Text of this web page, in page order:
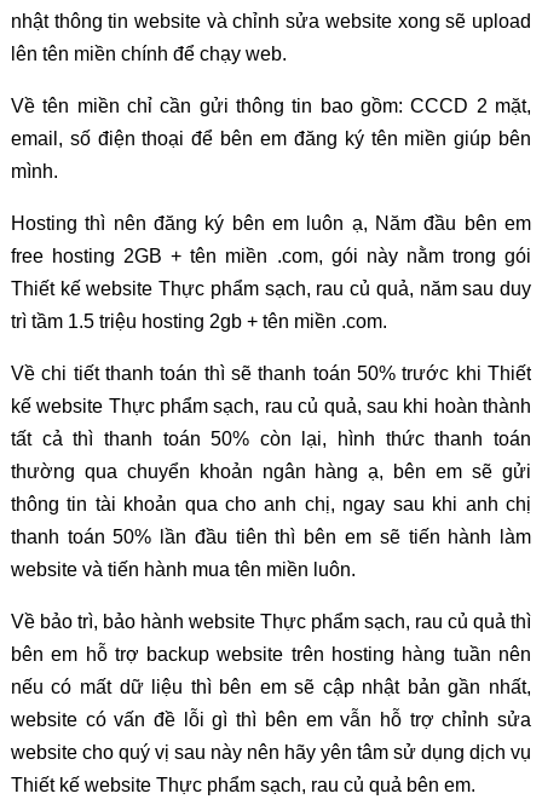
nhật thông tin website và chỉnh sửa website xong sẽ upload
lên tên miền chính để chạy web.
Về tên miền chỉ cần gửi thông tin bao gồm: CCCD 2 mặt,
email, số điện thoại để bên em đăng ký tên miền giúp bên
mình.
Hosting thì nên đăng ký bên em luôn ạ, Năm đầu bên em
free hosting 2GB + tên miền .com, gói này nằm trong gói
Thiết kế website Thực phẩm sạch, rau củ quả, năm sau duy
trì tầm 1.5 triệu hosting 2gb + tên miền .com.
Về chi tiết thanh toán thì sẽ thanh toán 50% trước khi Thiết
kế website Thực phẩm sạch, rau củ quả, sau khi hoàn thành
tất cả thì thanh toán 50% còn lại, hình thức thanh toán
thường qua chuyển khoản ngân hàng ạ, bên em sẽ gửi
thông tin tài khoản qua cho anh chị, ngay sau khi anh chị
thanh toán 50% lần đầu tiên thì bên em sẽ tiến hành làm
website và tiến hành mua tên miền luôn.
Về bảo trì, bảo hành website Thực phẩm sạch, rau củ quả thì
bên em hỗ trợ backup website trên hosting hàng tuần nên
nếu có mất dữ liệu thì bên em sẽ cập nhật bản gần nhất,
website có vấn đề lỗi gì thì bên em vẫn hỗ trợ chỉnh sửa
website cho quý vị sau này nên hãy yên tâm sử dụng dịch vụ
Thiết kế website Thực phẩm sạch, rau củ quả bên em.